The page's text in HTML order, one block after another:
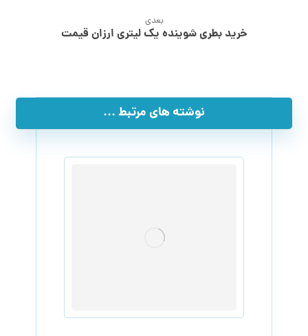
بعدی
خرید بطری شوینده یک لیتری ارزان قیمت
نوشته های مرتبط ...